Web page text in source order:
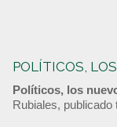
POLÍTICOS,
Políticos, los
Rubiales, publicado